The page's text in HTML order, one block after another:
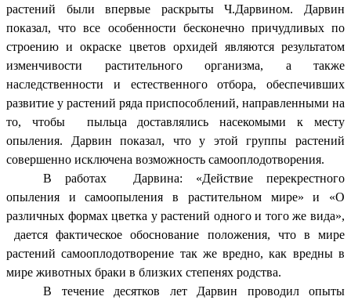
растений были впервые раскрыты Ч.Дарвином. Дарвин
показал, что все особенности бесконечно причудливых по
строению и окраске цветов орхидей являются результатом
изменчивости растительного организма, а также
наследственности и естественного отбора, обеспечивших
развитие у растений ряда приспособлений, направленными на
то, чтобы пыльца доставлялись насекомыми к месту
опыления. Дарвин показал, что у этой группы растений
совершенно исключена возможность самооплодотворения.
В работах Дарвина: «Действие перекрестного
опыления и самоопыления в растительном мире» и «О
различных формах цветка у растений одного и того же вида»,
дается фактическое обоснование положения, что в мире
растений самооплодотворение так же вредно, как вредны в
мире животных браки в близких степенях родства.
В течение десятков лет Дарвин проводил опыты